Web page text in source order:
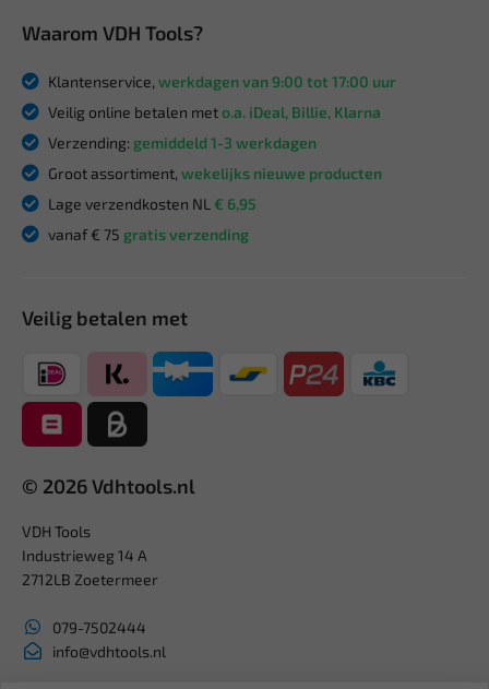
Waarom VDH Tools?
Klantenservice, werkdagen van 9:00 tot 17:00 uur
Veilig online betalen meto.a. iDeal, Billie, Klarna
Verzending: gemiddeld 1-3 werkdagen
Groot assortiment, wekelijks nieuwe producten
Lage verzendkosten NL € 6,95
vanaf € 75 gratis verzending
Veilig betalen met
© 2026 Vdhtools.nl
VDH Tools
Industrieweg 14 A
2712LB Zoetermeer
079-7502444
info@vdhtools.nl